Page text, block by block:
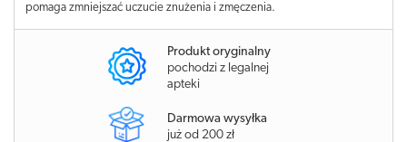
pomaga zmniejszać uczucie znużenia i zmęczenia.
Produkt oryginalny
pochodzi z legalnej
apteki
Darmowa wysyłka
już od 200 zł